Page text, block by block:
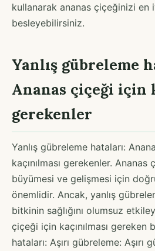
kullanarak ananas çiçeğinizi en
besleyebilirsiniz.
Yanlış gübreleme
Ananas çiçeği için
gerekenler
Yanlış gübreleme hataları:
kaçınılması gerekenler. Ananas
büyümesi ve gelişmesi için
önemlidir. Ancak, yanlış
bitkinin sağlığını olumsuz
çiçeği için kaçınılması gereken
hataları: Aşırı gübreleme: Aşırı